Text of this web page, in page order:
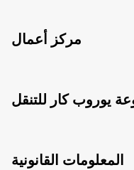
مركز أعمال
يوروب كار للتنقل
المعلومات القانونية